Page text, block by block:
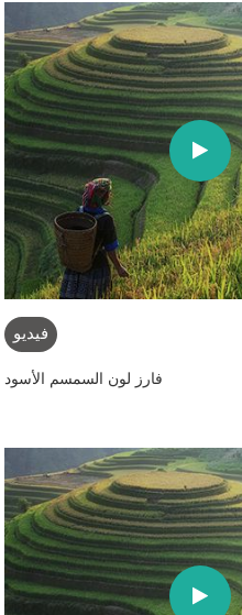
فيديو
فارز لون السمسم الأسود